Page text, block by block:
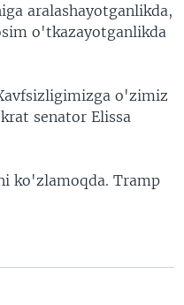
aralashayotganlikda,
o'tkazayotganlikda
o'zimiz
senator Elissa
ko'zlamoqda. Tramp